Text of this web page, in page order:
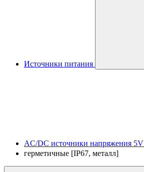
Источники питания
AC/DC источники напряжения 5V
герметичные [IP67, металл]